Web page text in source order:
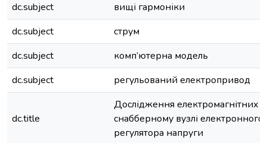
dc.subject
вищі гармоніки
dc.subject
струм
dc.subject
комп’ютерна модель
dc.subject
регульований електропривод
dc.title
Дослідження електромагнітних
снабберному вузлі
регулятора напруги